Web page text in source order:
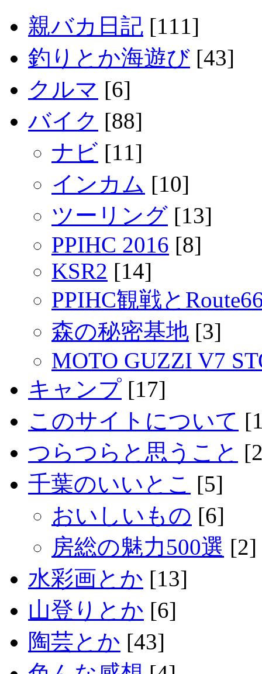
親バカ日記 [111]
釣りとか海遊び [43]
クルマ [6]
バイク [88]
ナビ [11]
インカム [10]
ツーリング [13]
PPIHC 2016 [8]
KSR2 [14]
PPIHC観戦と
森の秘密基地 [3]
MOTO GUZZI V7
キャンプ [17]
このサイトについて
つらつらと思うこと
千葉のいいとこ [5]
おいしいもの [6]
房総の魅力500選 [2]
水彩画とか [13]
山登りとか [6]
陶芸とか [43]